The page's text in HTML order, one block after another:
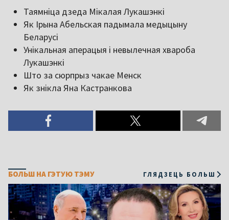
Таямніца дзеда Мікалая Лукашэнкі
Як Ірына Абельская падымала медыцыну
Беларусі
Унікальная аперацыя і невылечная хвароба
Лукашэнкі
Што за сюрпрыз чакае Менск
Як знікла Яна Кастранкова
БОЛЬШ НА ГЭТУЮ ТЭМУ ГЛЯДЗЕЦЬ БОЛЬШ